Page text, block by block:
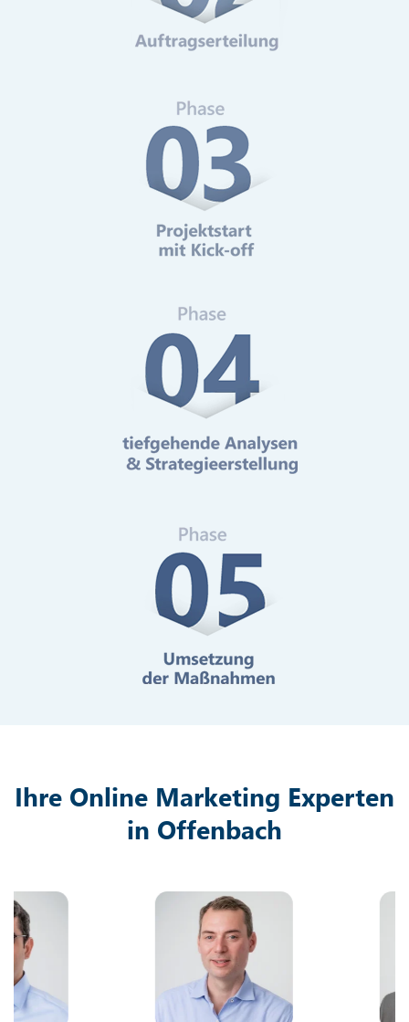
Web-Analytics
Mehr erfahren
Online-Marketing Beratung
Mehr erfahren
Digitale Barrierefreiheit
Ihre Online Marketing Experten
in Offenbach